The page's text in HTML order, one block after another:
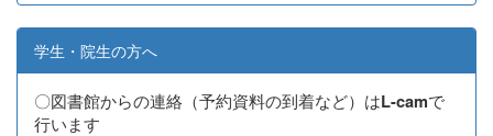
学生・院生の方へ
〇図書館からの連絡（予約資料の到着など）はL-camで
行います